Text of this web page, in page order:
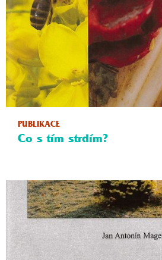
PUBLIKACE
Co s tím strdím?